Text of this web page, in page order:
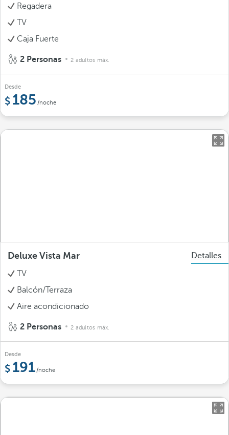
Regadera
TV
Caja Fuerte
2 Personas 2 adultos máx.
Desde
185 /noche
Deluxe Vista Mar
Detalles
TV
Balcón/Terraza
Aire acondicionado
2 Personas 2 adultos máx.
Desde
191 /noche